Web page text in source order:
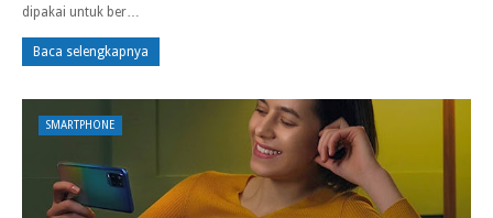
dipakai untuk ber…
Baca selengkapnya
SMARTPHONE